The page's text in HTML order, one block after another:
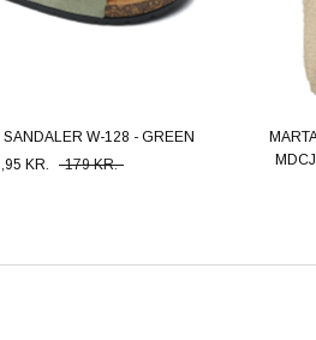
SANDALER W-128 - GREEN
KR.
179 KR.